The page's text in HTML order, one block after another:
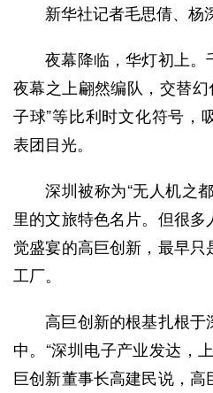
新华社记者毛思倩、杨
夜幕降临，华灯初上。
夜幕之上翩然编队，交替幻
子球”等比利时文化符号，
表团目光。
深圳被称为“无人机之都
里的文旅特色名片。但很
觉盛宴的高巨创新，最早
工厂。
高巨创新的根基扎根于
中。“深圳电子产业发达，
巨创新董事长高建民说，